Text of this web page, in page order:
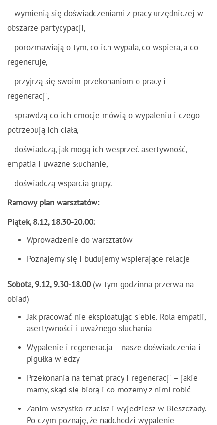
– wymienią się doświadczeniami z pracy urzędniczej w
obszarze partycypacji,
– porozmawiają o tym, co ich wypala, co wspiera, a co
regeneruje,
– przyjrzą się swoim przekonaniom o pracy i
regeneracji,
– sprawdzą co ich emocje mówią o wypaleniu i czego
potrzebują ich ciała,
– doświadczą, jak mogą ich wesprzeć asertywność,
empatia i uważne słuchanie,
– doświadczą wsparcia grupy.
Ramowy plan warsztatów:
Piątek, 8.12, 18.30-20.00:
Wprowadzenie do warsztatów
Poznajemy się i budujemy wspierające relacje
Sobota, 9.12, 9.30-18.00 (w tym godzinna przerwa na
obiad)
Jak pracować nie eksploatując siebie. Rola empatii,
asertywności i uważnego słuchania
Wypalenie i regeneracja – nasze doświadczenia i
pigułka wiedzy
Przekonania na temat pracy i regeneracji – jakie
mamy, skąd się biorą i co możemy z nimi robić
Zanim wszystko rzucisz i wyjedziesz w Bieszczady.
Po czym poznaję, że nadchodzi wypalenie –